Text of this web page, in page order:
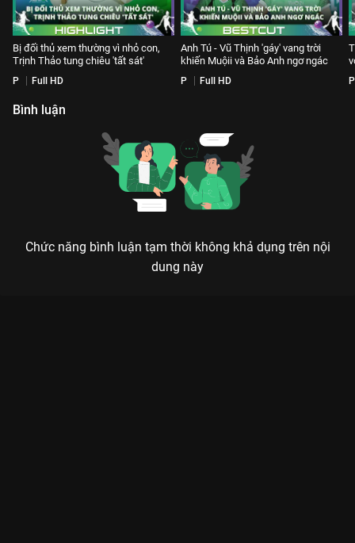
Bị đối thủ xem thường vì nhỏ con,
Trịnh Thảo tung chiêu 'tất sát'
P Full HD
Anh Tú - Vũ Thịnh 'gáy' vang trời
khiến Muộii và Bảo Anh ngơ ngác
P Full HD P
Bình luận
Chức năng bình luận tạm thời không khả dụng trên nội
dung này